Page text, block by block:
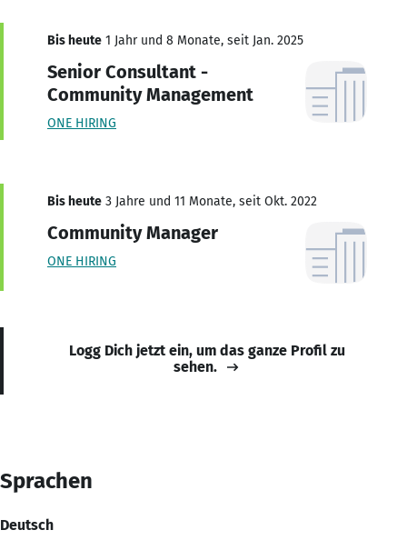
Bis heute 1 Jahr und 8 Monate, seit Jan. 2025
Senior Consultant -
Community Management
ONE HIRING
Bis heute 3 Jahre und 11 Monate, seit Okt. 2022
Community Manager
ONE HIRING
Logg Dich jetzt ein, um das ganze Profil zu
sehen.
Sprachen
Deutsch